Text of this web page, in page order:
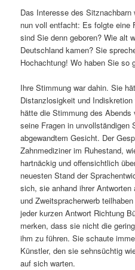
Das Interesse des
nun voll entfacht: Es folgte eine
sind Sie denn geboren? Wie alt
Deutschland kamen? Sie
Hochachtung! Wo haben Sie so
Ihre Stimmung war dahin. Sie
Distanzlosigkeit und
hätte die Stimmung des
seine Fragen in unvollständigen
abgewandtem Gesicht. Der
Zahnmediziner im Ruhestand,
hartnäckig und offensichtlich
neuesten Stand der
sich, sie anhand ihrer
und Zweitspracherwerb
jeder kurzen Antwort Richtung
merken, dass sie nicht die
ihm zu führen. Sie schaute
Künstler, den sie sehnsüchtig
auf sich warten.